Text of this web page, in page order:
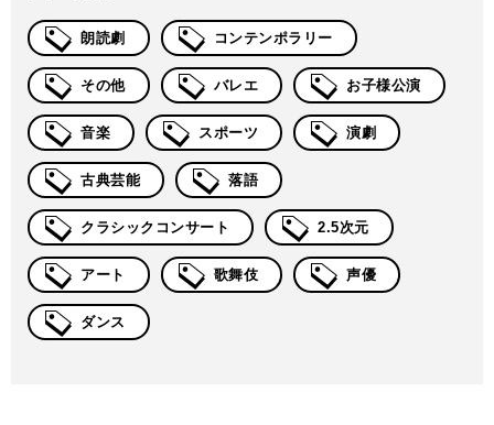
朗読劇 コンテンポラリー
その他 バレエ お子様公演
音楽 スポーツ 演劇
古典芸能 落語
クラシックコンサート 2.5次元
アート 歌舞伎 声優
ダンス